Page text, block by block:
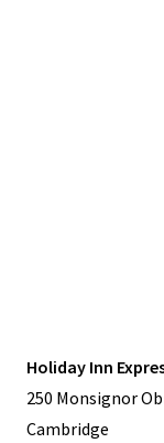
Holiday Inn
250 Monsignor
Cambridge